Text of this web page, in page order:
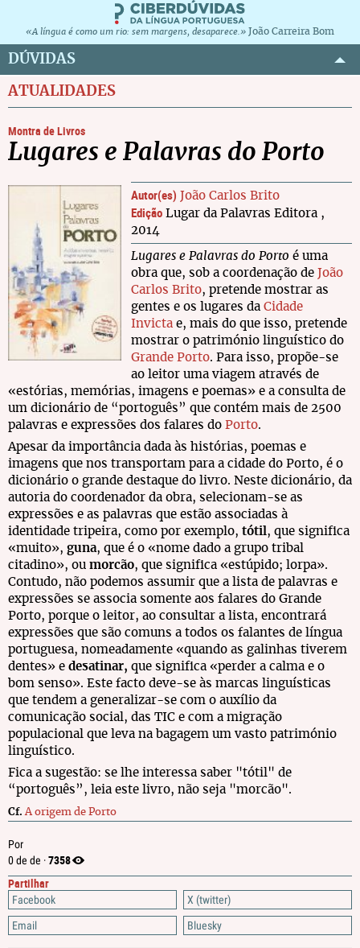
«A língua é como um rio: sem margens, desaparece.» João Carreira Bom
DÚVIDAS
ATUALIDADES
Por
0 de de ·7358
Partilhar
Facebook
X (twitter)
Email
Bluesky
Montra de Livros
Lugares e Palavras do Porto
Autor(es) João Carlos Brito
Edição Lugar da Palavras Editora ,
2014
Lugares e Palavras do Porto é uma
obra que, sob a coordenação de João
Carlos Brito, pretende mostrar as
gentes e os lugares da Cidade
Invicta e, mais do que isso, pretende
mostrar o património linguístico do
Grande Porto. Para isso, propõe-se
ao leitor uma viagem através de
«estórias, memórias, imagens e poemas» e a consulta de
um dicionário de “portoguês” que contém mais de 2500
palavras e expressões dos falares do Porto.
Apesar da importância dada às histórias, poemas e
imagens que nos transportam para a cidade do Porto, é o
dicionário o grande destaque do livro. Neste dicionário, da
autoria do coordenador da obra, selecionam-se as
expressões e as palavras que estão associadas à
identidade tripeira, como por exemplo, tótil, que significa
«muito», guna, que é o «nome dado a grupo tribal
citadino», ou morcão, que significa «estúpido; lorpa».
Contudo, não podemos assumir que a lista de palavras e
expressões se associa somente aos falares do Grande
Porto, porque o leitor, ao consultar a lista, encontrará
expressões que são comuns a todos os falantes de língua
portuguesa, nomeadamente «quando as galinhas tiverem
dentes» e desatinar, que significa «perder a calma e o
bom senso». Este facto deve-se às marcas linguísticas
que tendem a generalizar-se com o auxílio da
comunicação social, das TIC e com a migração
populacional que leva na bagagem um vasto património
linguístico.
Fica a sugestão: se lhe interessa saber "tótil" de
“portoguês”, leia este livro, não seja "morcão".
Cf. A origem de Porto